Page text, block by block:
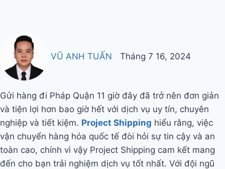
VŨ ANH TUẤN Tháng 7 16, 2024
Gửi hàng đi Pháp Quận 11 giờ đây đã trở nên đơn giản
và tiện lợi hơn bao giờ hết với dịch vụ uy tín, chuyên
nghiệp và tiết kiệm. Project Shipping hiểu rằng, việc
vận chuyển hàng hóa quốc tế đòi hỏi sự tin cậy và an
toàn cao, chính vì vậy Project Shipping cam kết mang
đến cho bạn trải nghiệm dịch vụ tốt nhất. Với đội ngũ